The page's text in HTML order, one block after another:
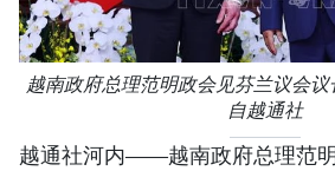
越南政府总理范明政会见芬兰议会议
自越通社
越通社河内——越南政府总理范